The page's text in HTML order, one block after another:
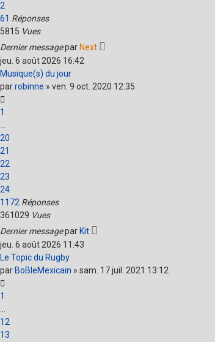
2
61 Réponses
5815 Vues
Dernier messagepar Next
jeu. 6 août 2026 16:42
Musique(s) du jour
parrobinne » ven. 9 oct. 2020 12:35
1
20
21
22
23
24
1172 Réponses
361029 Vues
Dernier messagepar Kit
jeu. 6 août 2026 11:43
Le Topic du Rugby
par BoBleMexicain » sam. 17 juil. 2021 13:12
1
12
13